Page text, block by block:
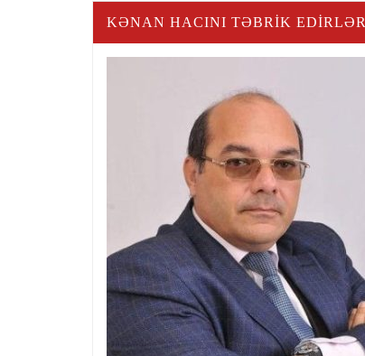
KƏNAN HACINI TƏBRIK EDIRLƏR